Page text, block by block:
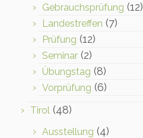
Gebrauchsprüfung (12)
Landestreffen (7)
Prüfung (12)
Seminar (2)
Übungstag (8)
Vorprüfung (6)
Tirol (48)
Ausstellung (4)